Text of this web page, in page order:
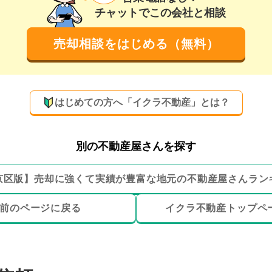
チャットでこの会社と相談
売却相談をはじめる（無料）
はじめての方へ「イクラ不動産」とは？
別の不動産屋さんを探す
区版】 売却に強くて実績が豊富な地元の不動産屋さんラン
前のページに戻る イクラ不動産トップペ